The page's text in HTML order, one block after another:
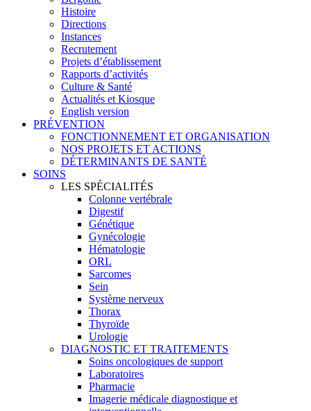
Histoire
Directions
Instances
Recrutement
Projets d’établissement
Rapports d’activités
Culture & Santé
Actualités et Kiosque
English version
PRÉVENTION
FONCTIONNEMENT ET ORGANISATION
NOS PROJETS ET ACTIONS
DÉTERMINANTS DE SANTÉ
SOINS
LES SPÉCIALITÉS
Colonne vertébrale
Digestif
Génétique
Gynécologie
Hématologie
ORL
Sarcomes
Sein
Système nerveux
Thorax
Thyroïde
Urologie
DIAGNOSTIC ET TRAITEMENTS
Soins oncologiques de support
Laboratoires
Pharmacie
Imagerie médicale diagnostique et